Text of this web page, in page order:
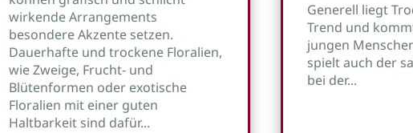
wirkende Arrangements
besondere Akzente setzen.
Dauerhafte und trockene Floralien,
wie Zweige, Frucht- und
Blütenformen oder exotische
Floralien mit einer guten
Haltbarkeit sind dafür...
Generell liegt
Trend und
jungen
spielt auch der
bei der...